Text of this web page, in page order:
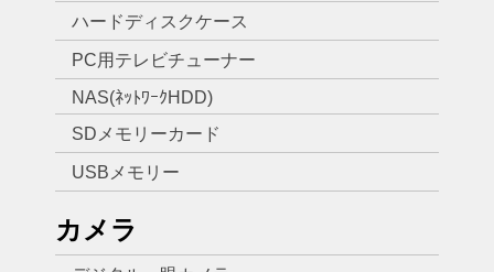
ハードディスクケース
PC用テレビチューナー
NAS(ﾈｯﾄﾜｰｸHDD)
SDメモリーカード
USBメモリー
カメラ